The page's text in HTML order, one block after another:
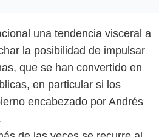
una tendencia visceral a
la posibilidad de impulsar
que se han convertido en
en particular si los
encabezado por Andrés